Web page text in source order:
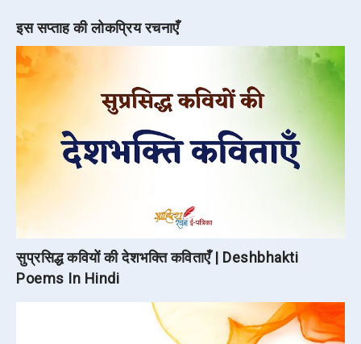
इस सप्ताह की लोकप्रिय रचनाएँ
सुप्रसिद्ध कवियों की देशभक्ति कविताएँ | Deshbhakti
Poems In Hindi